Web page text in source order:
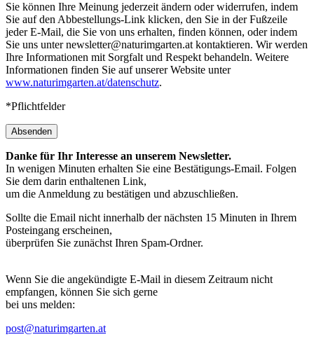
Sie können Ihre Meinung jederzeit ändern oder widerrufen, indem
Sie auf den Abbestellungs-Link klicken, den Sie in der Fußzeile
jeder E-Mail, die Sie von uns erhalten, finden können, oder indem
Sie uns unter newsletter@naturimgarten.at kontaktieren. Wir werden
Ihre Informationen mit Sorgfalt und Respekt behandeln. Weitere
Informationen finden Sie auf unserer Website unter
www.naturimgarten.at/datenschutz.
*Pflichtfelder
Absenden
Danke für Ihr Interesse an unserem Newsletter.
In wenigen Minuten erhalten Sie eine Bestätigungs-Email. Folgen
Sie dem darin enthaltenen Link,
um die Anmeldung zu bestätigen und abzuschließen.
Sollte die Email nicht innerhalb der nächsten 15 Minuten in Ihrem
Posteingang erscheinen,
überprüfen Sie zunächst Ihren Spam-Ordner.
Wenn Sie die angekündigte E-Mail in diesem Zeitraum nicht
empfangen, können Sie sich gerne
bei uns melden:
post@naturimgarten.at